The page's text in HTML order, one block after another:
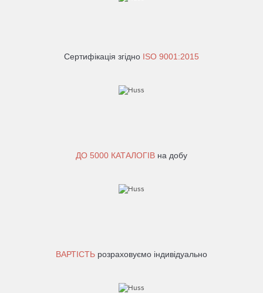
Сертифікація згідно ISO 9001:2015
ДО 5000 КАТАЛОГІВ на добу
ВАРТІСТЬ розраховуємо індивідуально